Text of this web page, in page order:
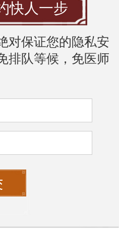
。
快人一步
对保证您的隐私安
排队等候，免医师